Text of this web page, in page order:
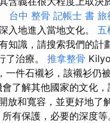
台中 整骨 記帳士 書 旅
入地進入當地文化。 五
知識，請搜索我們的計
了治療。 推拿整骨
一件石襯衫，該襯衫仍
了解其他國家的文化，
放和寬容，並更好地了
有保護，必要的深度等